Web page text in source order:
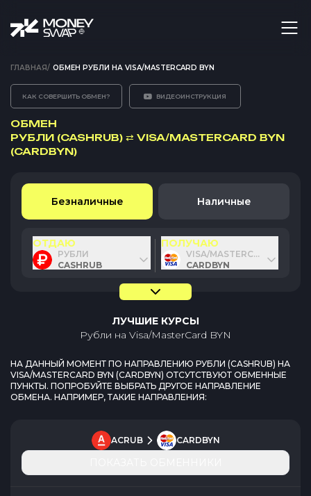
ГЛАВНАЯ/ ОБМЕН РУБЛИ НА VISA/MASTERCARD BYN
КАК СОВЕРШИТЬ ОБМЕН? ВИДЕОИНСТРУКЦИЯ
ОБМЕН
РУБЛИ (CASHRUB) ⇄ VISA/MASTERCARD BYN
(CARDBYN)
Безналичные Наличные
ОТДАЮ
РУБЛИ
CASHRUB
ПОЛУЧАЮ
VISA/MASTERCARD BYN
CARDBYN
ЛУЧШИЕ КУРСЫ
Рубли на Visa/MasterCard BYN
НА ДАННЫЙ МОМЕНТ ПО НАПРАВЛЕНИЮ РУБЛИ (CASHRUB) НА
VISA/MASTERCARD BYN (CARDBYN) ОТСУТСТВУЮТ ОБМЕННЫЕ
ПУНКТЫ. ПОПРОБУЙТЕ ВЫБРАТЬ ДРУГОЕ НАПРАВЛЕНИЕ
ОБМЕНА. НАПРИМЕР, ТАКИЕ НАПРАВЛЕНИЯ:
ACRUB CARDBYN